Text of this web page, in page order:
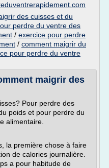
des cuisses et du
perdre du ventre des
/ exercice pour perdre
/ comment maigrir du
pour perdre du ventre
maigrir des
Pour perdre des
poids et pour perdre du
alimentaire.
la première chose à faire
de calories journalière.
a pour habitude de